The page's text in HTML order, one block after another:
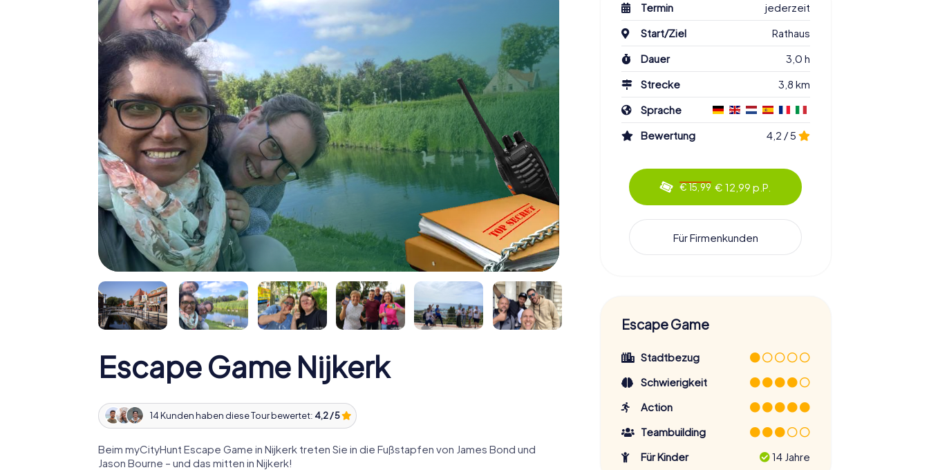
Escape Game Nijkerk
14 Kunden haben diese Tour bewertet: 4,2 / 5
Beim myCityHunt Escape Game in Nijkerk treten Sie in die Fußstapfen von James Bond und
Jason Bourne – und das mitten in Nijkerk!
Termin
jederzeit
Start/Ziel
Rathaus
Dauer
3,0 h
Strecke
3,8 km
Sprache
Bewertung
4,2 / 5
€ 15,99 € 12,99 p.P.
Für Firmenkunden
Escape Game
Stadtbezug
Schwierigkeit
Action
Teambuilding
Für Kinder
14 Jahre